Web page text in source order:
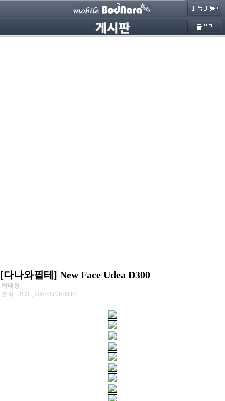
[다나와필테] New Face Udea D300
박태정
조회 : 2171 , 2007/05/26 09:03